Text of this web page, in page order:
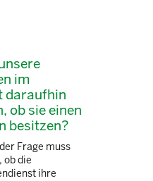
im
daraufhin
ob sie einen
besitzen?
Frage muss
ob die
ihre